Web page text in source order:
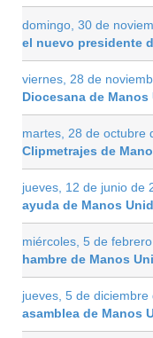
domingo, 30 de
el nuevo presidente
viernes, 28 de
Diocesana de Manos
martes, 28 de octubre
Clipmetrajes de
jueves, 12 de junio de
ayuda de Manos
miércoles, 5 de
hambre de Manos
jueves, 5 de diciembre
asamblea de Manos